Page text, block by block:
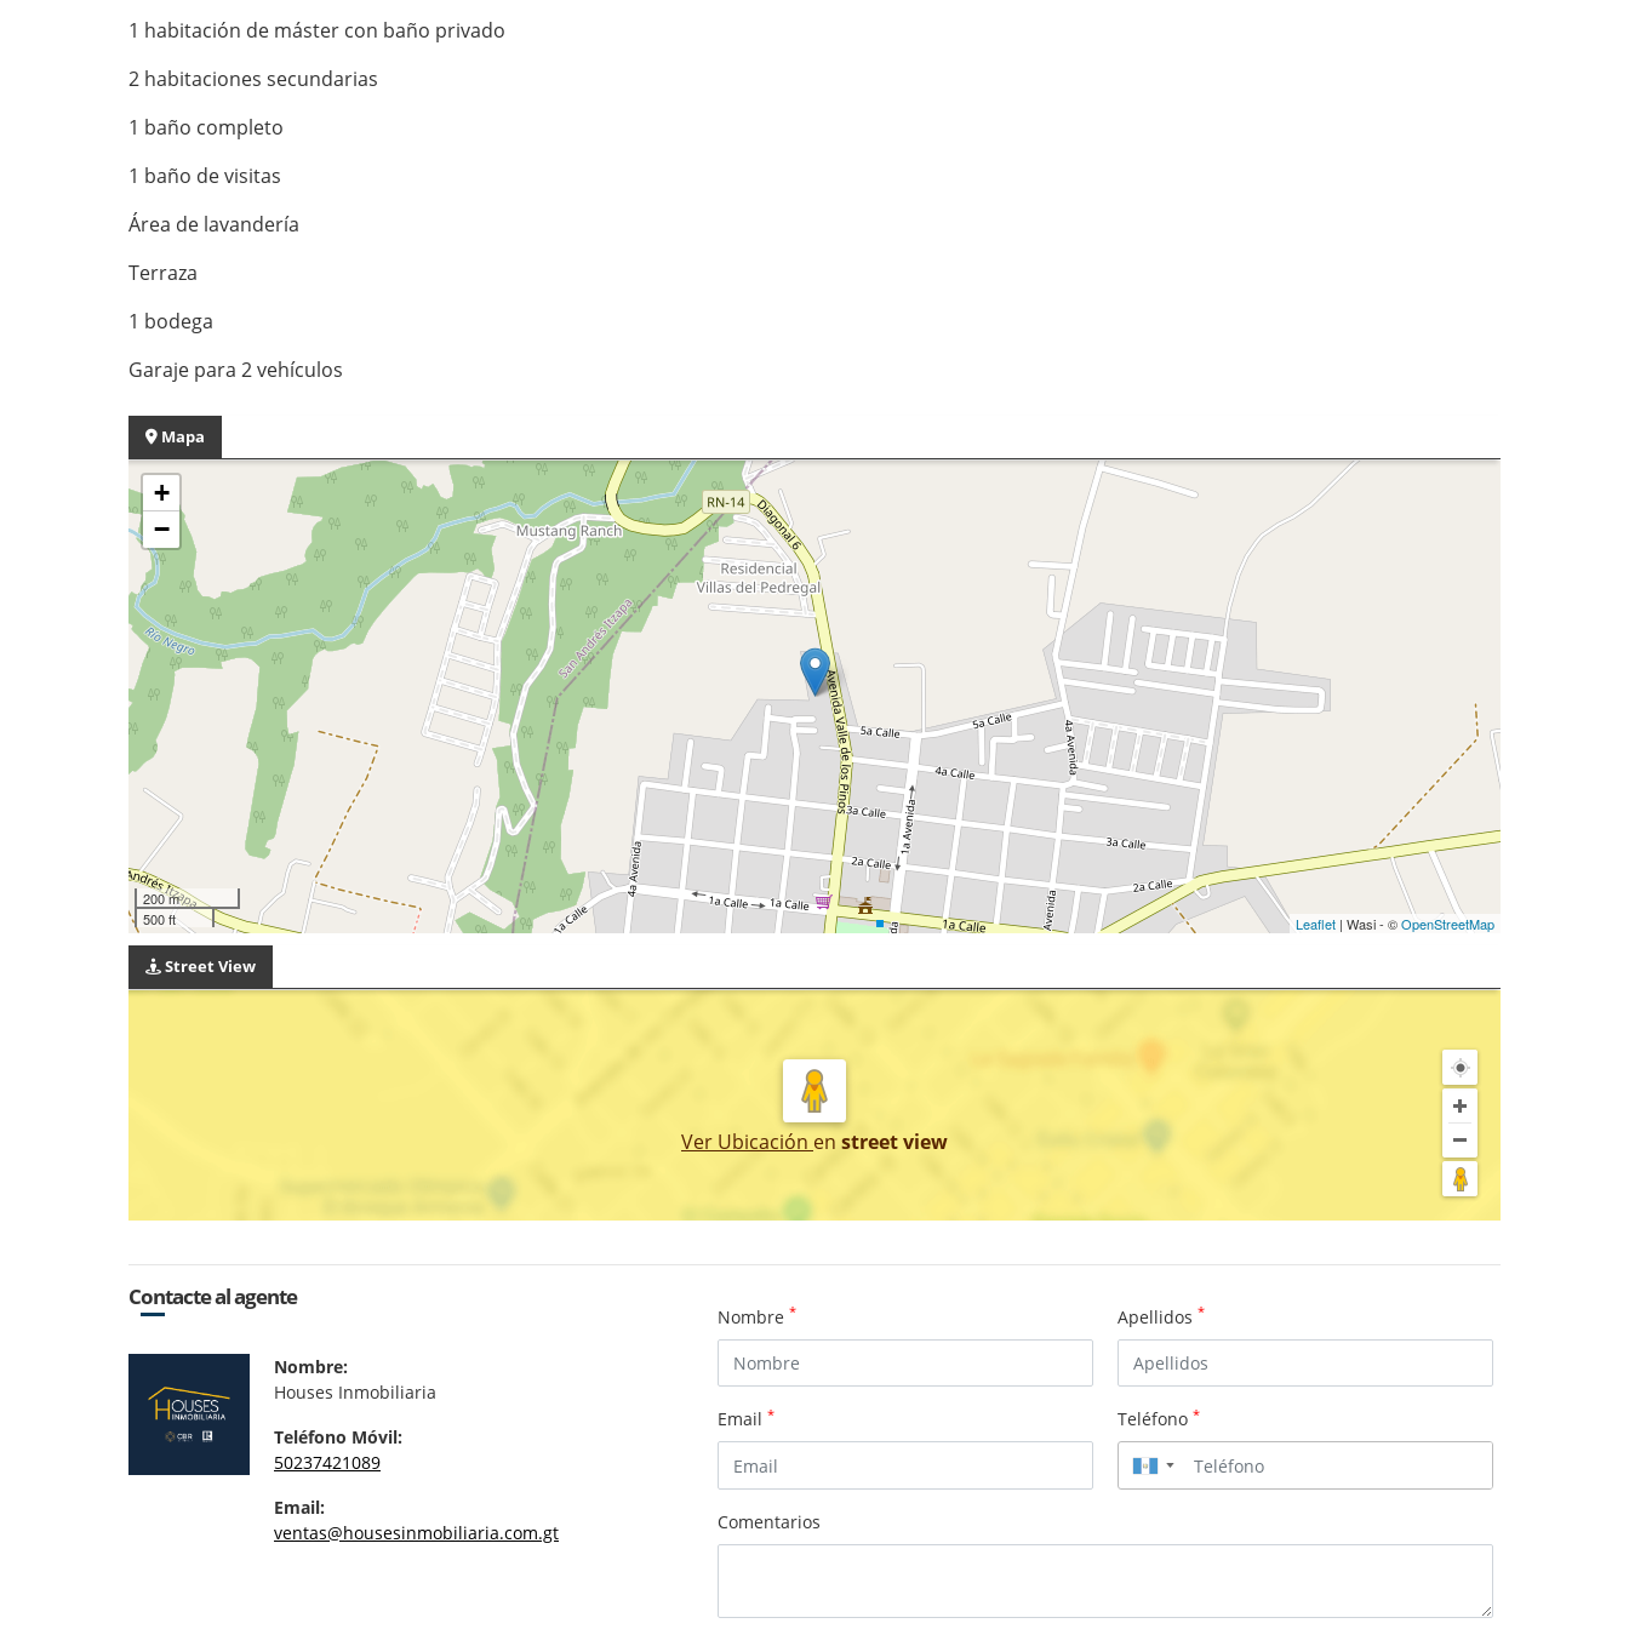
1 habitación de máster con baño privado
2 habitaciones secundarias
1 baño completo
1 baño de visitas
Área de lavandería
Terraza
1 bodega
Garaje para 2 vehículos
Mapa
+
−
200 m
500 ft
Leaflet | Wasi - ©OpenStreetMap
Street View
Ver Ubicación en street view
Contacte al agente
Nombre:
Houses Inmobiliaria
Teléfono Móvil:
50237421089
Email:
ventas@housesinmobiliaria.com.gt
Nombre * Apellidos *
Email * Teléfono *
▼
Comentarios